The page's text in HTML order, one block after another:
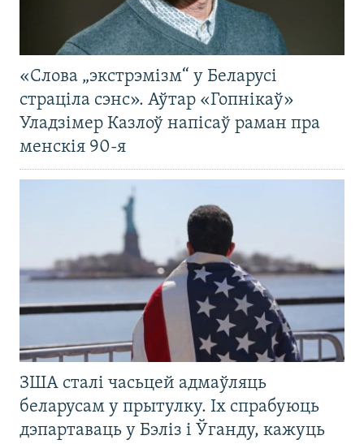
«Слова „экстрэмізм“ у Беларусі
страціла сэнс». Аўтар «Гопнікаў»
Уладзімер Казлоў напісаў раман пра
менскія 90-я
ЗША сталі часьцей адмаўляць
беларусам у прытулку. Іх спрабуюць
дэпартаваць у Бэліз і Ўганду, кажуць